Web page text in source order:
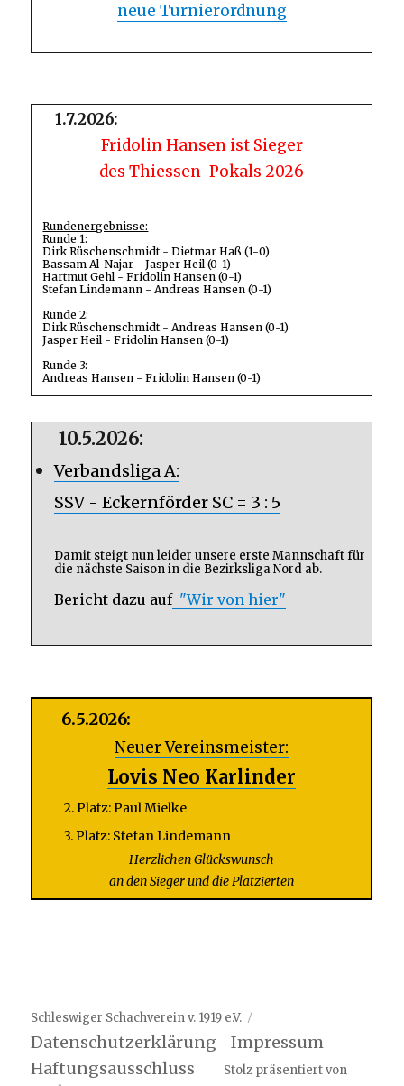
neue Turnierordnung
1.7.2026:
Fridolin Hansen ist Sieger
des Thiessen-Pokals 2026
Rundenergebnisse:
Runde 1:
Dirk Rüschenschmidt - Dietmar Haß (1-0)
Bassam Al-Najar - Jasper Heil (0-1)
Hartmut Gehl - Fridolin Hansen (0-1)
Stefan Lindemann - Andreas Hansen (0-1)
Runde 2:
Dirk Rüschenschmidt - Andreas Hansen (0-1)
Jasper Heil - Fridolin Hansen (0-1)
Runde 3:
Andreas Hansen - Fridolin Hansen (0-1)
10.5.2026:
Verbandsliga A:
SSV - Eckernförder SC = 3 : 5
Damit steigt nun leider unsere erste Mannschaft für
die nächste Saison in die Bezirksliga Nord ab.
Bericht dazu auf"Wir von hier"
6.5.2026:
Neuer Vereinsmeister:
Lovis Neo Karlinder
2. Platz: Paul Mielke
3. Platz: Stefan Lindemann
Herzlichen Glückswunsch
an den Sieger und die Platzierten
Schleswiger Schachverein v. 1919 e.V.
Datenschutzerklärung
Impressum
Haftungsausschluss
Stolz präsentiert von